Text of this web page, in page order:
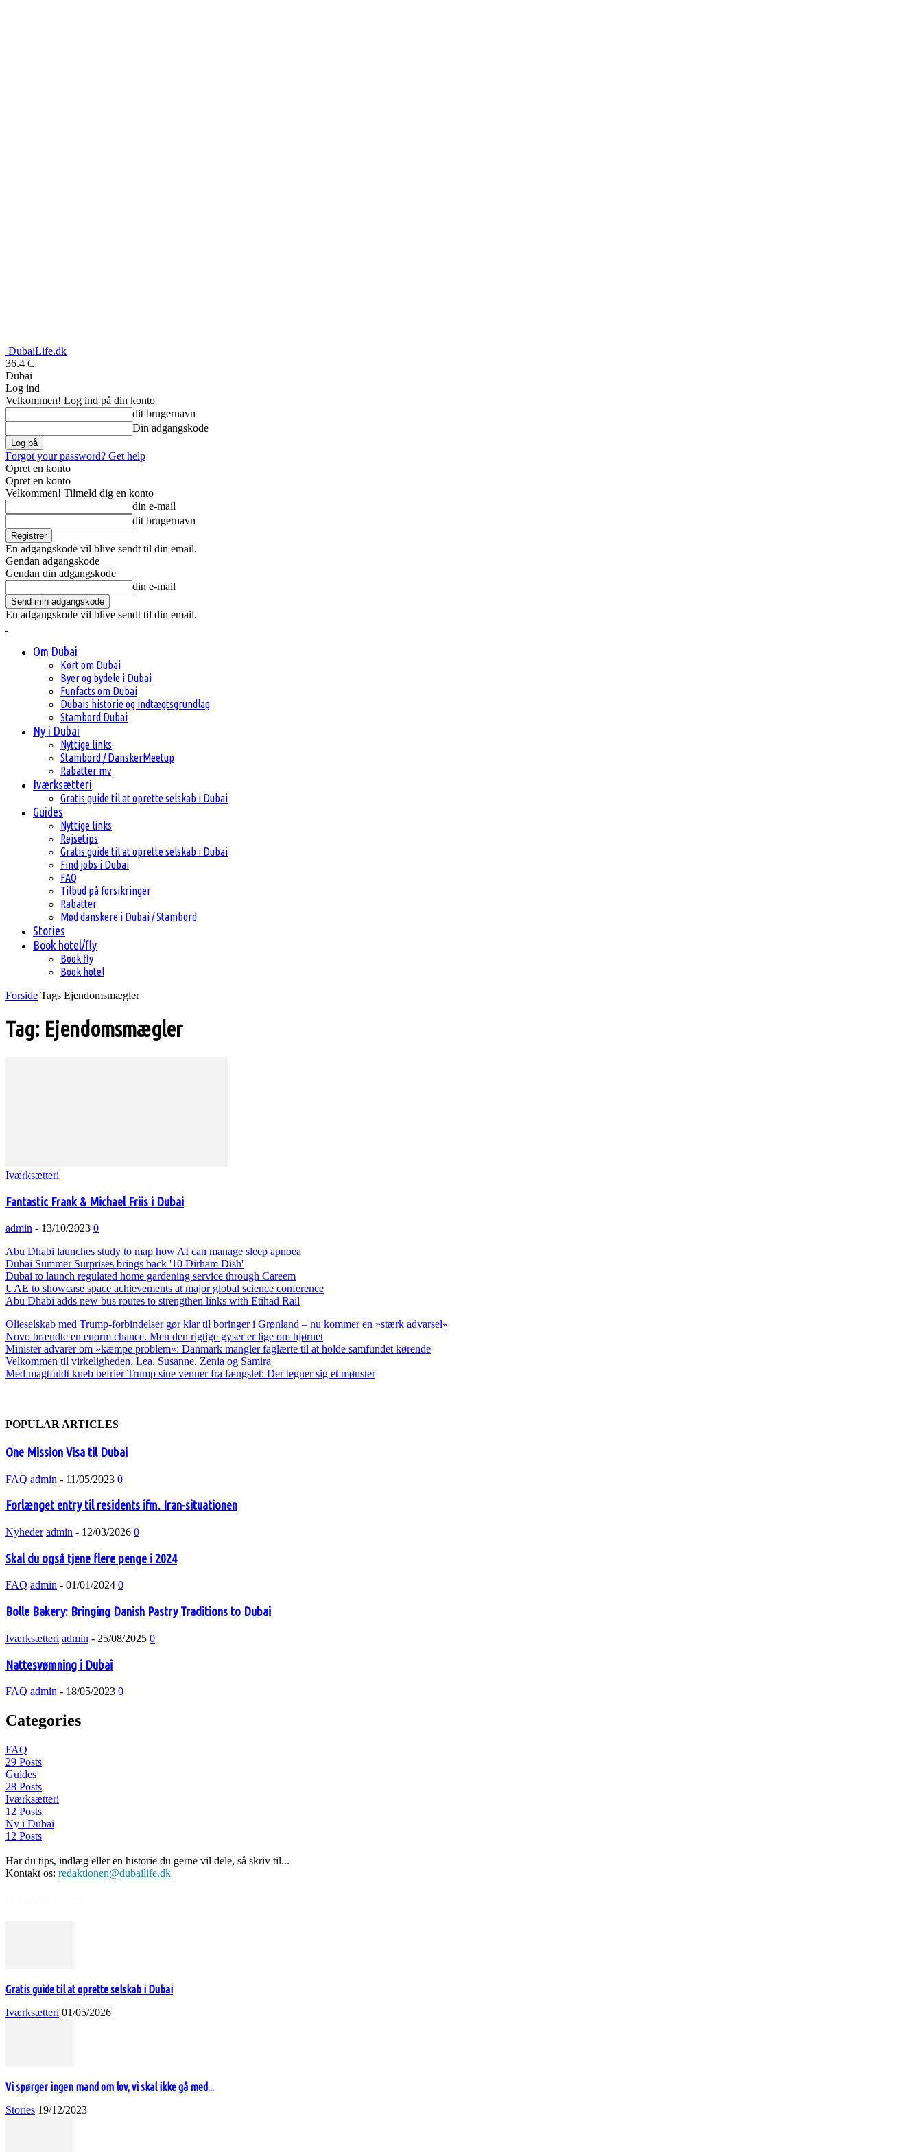
DubaiLife.dk
36.4 C
Dubai
Log ind
Velkommen! Log ind på din konto
dit brugernavn
Din adgangskode
Forgot your password? Get help
Opret en konto
Opret en konto
Velkommen! Tilmeld dig en konto
din e-mail
dit brugernavn
En adgangskode vil blive sendt til din email.
Gendan adgangskode
Gendan din adgangskode
din e-mail
En adgangskode vil blive sendt til din email.
Om Dubai
Kort om Dubai
Byer og bydele i Dubai
Funfacts om Dubai
Dubais historie og indtægtsgrundlag
Stambord Dubai
Ny i Dubai
Nyttige links
Stambord / DanskerMeetup
Rabatter mv
Iværksætteri
Gratis guide til at oprette selskab i Dubai
Guides
Nyttige links
Rejsetips
Gratis guide til at oprette selskab i Dubai
Find jobs i Dubai
FAQ
Tilbud på forsikringer
Rabatter
Mød danskere i Dubai / Stambord
Stories
Book hotel/fly
Book fly
Book hotel
Forside Tags Ejendomsmægler
Tag: Ejendomsmægler
Iværksætteri
Fantastic Frank & Michael Friis i Dubai
admin - 13/10/2023 0
Abu Dhabi launches study to map how AI can manage sleep apnoea
Dubai Summer Surprises brings back '10 Dirham Dish'
Dubai to launch regulated home gardening service through Careem
UAE to showcase space achievements at major global science conference
Abu Dhabi adds new bus routes to strengthen links with Etihad Rail
Olieselskab med Trump-forbindelser gør klar til boringer i Grønland – nu kommer en »stærk advarsel«
Novo brændte en enorm chance. Men den rigtige gyser er lige om hjørnet
Minister advarer om »kæmpe problem«: Danmark mangler faglærte til at holde samfundet kørende
Velkommen til virkeligheden, Lea, Susanne, Zenia og Samira
Med magtfuldt kneb befrier Trump sine venner fra fængslet: Der tegner sig et mønster
POPULAR ARTICLES
One Mission Visa til Dubai
FAQ admin - 11/05/2023 0
Forlænget entry til residents ifm. Iran-situationen
Nyheder admin - 12/03/2026 0
Skal du også tjene flere penge i 2024
FAQ admin - 01/01/2024 0
Bolle Bakery: Bringing Danish Pastry Traditions to Dubai
Iværksætteri admin - 25/08/2025 0
Nattesvømning i Dubai
FAQ admin - 18/05/2023 0
Categories
FAQ
29 Posts
Guides
28 Posts
Iværksætteri
12 Posts
Ny i Dubai
12 Posts
Har du tips, indlæg eller en historie du gerne vil dele, så skriv til...
Kontakt os: redaktionen@dubailife.dk
Gratis guide til at oprette selskab i Dubai
Iværksætteri 01/05/2026
Vi spørger ingen mand om lov, vi skal ikke gå med...
Stories 19/12/2023